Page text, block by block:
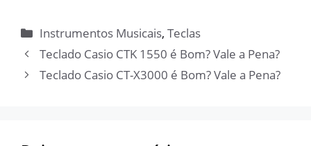
Categorias
Instrumentos Musicais,Teclas
Teclado Casio CTK 1550 é Bom? Vale a Pena?
Teclado Casio CT-X3000 é Bom? Vale a Pena?